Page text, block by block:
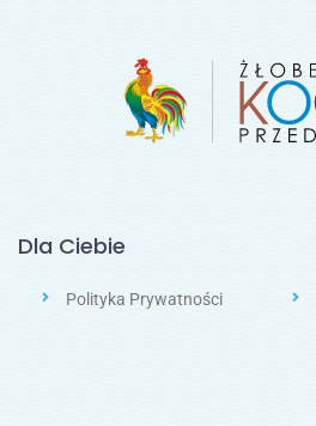
Dla Ciebie
Polityka Prywatności